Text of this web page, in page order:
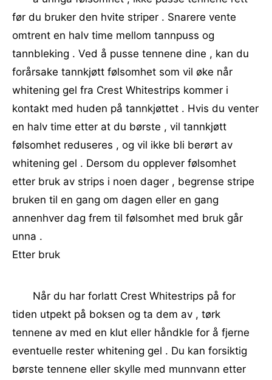
før du bruker den hvite striper . Snarere vente
omtrent en halv time mellom tannpuss og
tannbleking . Ved å pusse tennene dine , kan du
forårsake tannkjøtt følsomhet som vil øke når
whitening gel fra Crest Whitestrips kommer i
kontakt med huden på tannkjøttet . Hvis du venter
en halv time etter at du børste , vil tannkjøtt
følsomhet reduseres , og vil ikke bli berørt av
whitening gel . Dersom du opplever følsomhet
etter bruk av strips i noen dager , begrense stripe
bruken til en gang om dagen eller en gang
annenhver dag frem til følsomhet med bruk går
unna .
Etter bruk
Når du har forlatt Crest Whitestrips på for
tiden utpekt på boksen og ta dem av , tørk
tennene av med en klut eller håndkle for å fjerne
eventuelle rester whitening gel . Du kan forsiktig
børste tennene eller skylle med munnvann etter